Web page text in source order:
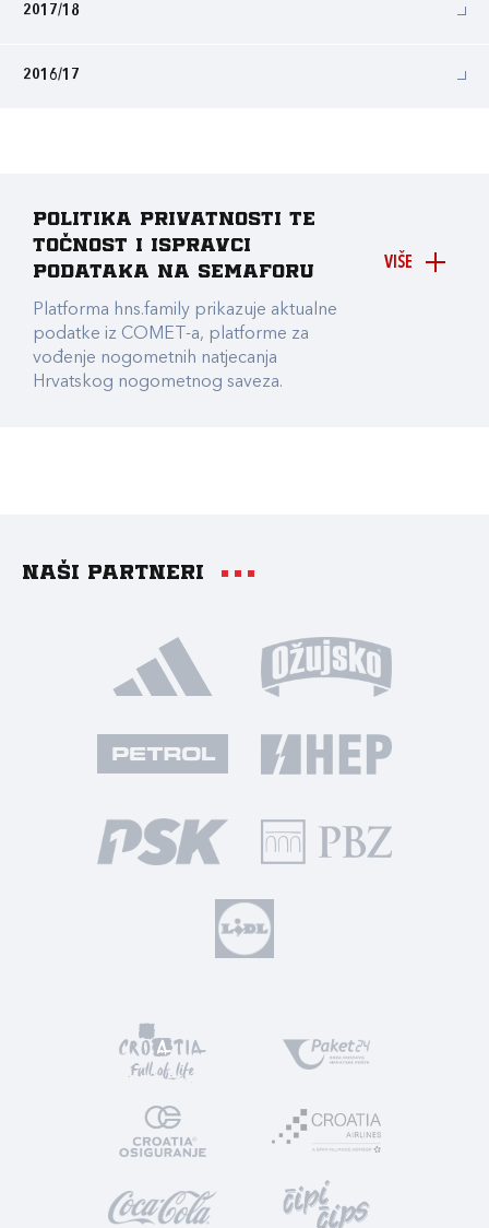
2017/18
2016/17
VIŠE
Politika privatnosti te
točnost i ispravci
podataka na Semaforu
Platforma hns.family prikazuje aktualne
podatke iz COMET-a, platforme za
vođenje nogometnih natjecanja
Hrvatskog nogometnog saveza.
Naši partneri